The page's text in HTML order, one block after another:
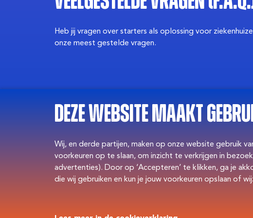
Deze website maakt
Wij, en derde partijen, maken op onze website gebruik
voorkeuren op te slaan, om inzicht te verkrijgen in
advertenties). Door op ‘Accepteren’ te klikken, ga je
die wij gebruiken en kun je jouw voorkeuren opslaan of
Heb jij vragen over starters als oplossing voor
onze meest gestelde vragen.